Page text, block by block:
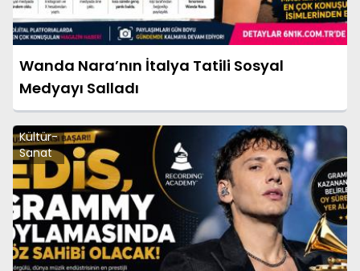
Wanda Nara’nın İtalya Tatili Sosyal
Medyayı Salladı
Kültür-
Sanat